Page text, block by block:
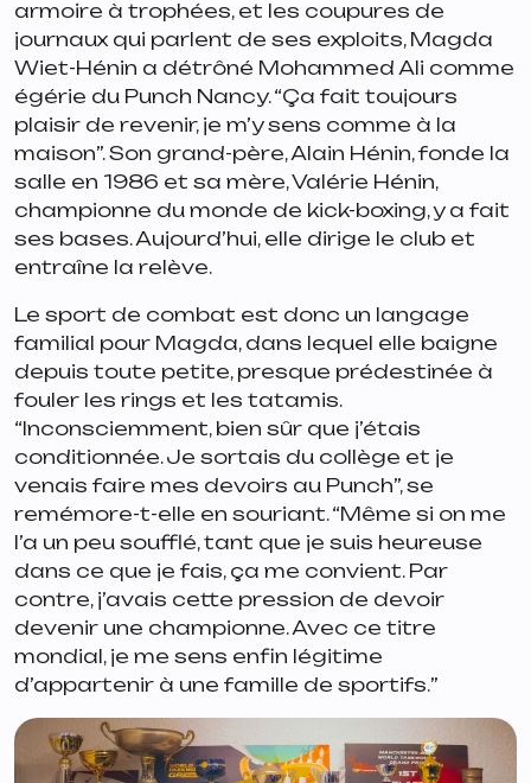
armoire à trophées, et les coupures de
journaux qui parlent de ses exploits, Magda
Wiet-Hénin a détrôné Mohammed Ali comme
égérie du Punch Nancy. “Ça fait toujours
plaisir de revenir, je m’y sens comme à la
maison”. Son grand-père, Alain Hénin, fonde la
salle en 1986 et sa mère, Valérie Hénin,
championne du monde de kick-boxing, y a fait
ses bases. Aujourd’hui, elle dirige le club et
entraîne la relève.
Le sport de combat est donc un langage
familial pour Magda, dans lequel elle baigne
depuis toute petite, presque prédestinée à
fouler les rings et les tatamis.
“Inconsciemment, bien sûr que j’étais
conditionnée. Je sortais du collège et je
venais faire mes devoirs au Punch”, se
remémore-t-elle en souriant. “Même si on me
l’a un peu soufflé, tant que je suis heureuse
dans ce que je fais, ça me convient. Par
contre, j’avais cette pression de devoir
devenir une championne. Avec ce titre
mondial, je me sens enfin légitime
d’appartenir à une famille de sportifs.”